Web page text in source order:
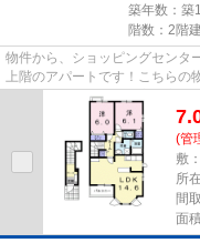
築年数：築
階数：2階建
物件から、ショッピングセンタ
上階のアパートです！こちら
置されています！東武宇都宮線...
(管
敷
所
間
面